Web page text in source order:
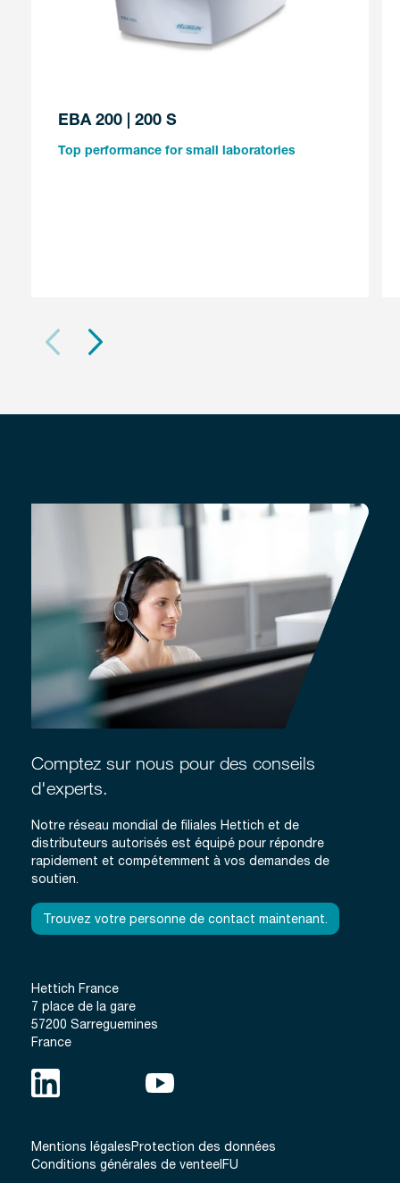
EBA 200 | 200 S
Top performance for small laboratories
Comptez sur nous pour des conseils
d'experts.
Notre réseau mondial de filiales Hettich et de
distributeurs autorisés est équipé pour répondre
rapidement et compétemment à vos demandes de
soutien.
Trouvez votre personne de contact maintenant.
Hettich France
7 place de la gare
57200 Sarreguemines
France
Mentions légalesProtection des données
Conditions générales de venteeIFU